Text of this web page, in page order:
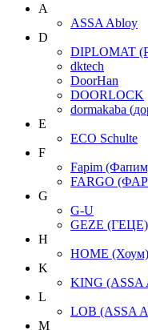
A
ASSA Abloy
D
DIPLOMAT
dktech
DoorHan
DOORLOCK
dormakaba
E
ECO Schulte
F
Fapim
FARGO
G
G-U
GEZE (ГЕЦЕ)
H
HOME (Хоум)
K
KING (ASSA
L
LOB (ASSA
M